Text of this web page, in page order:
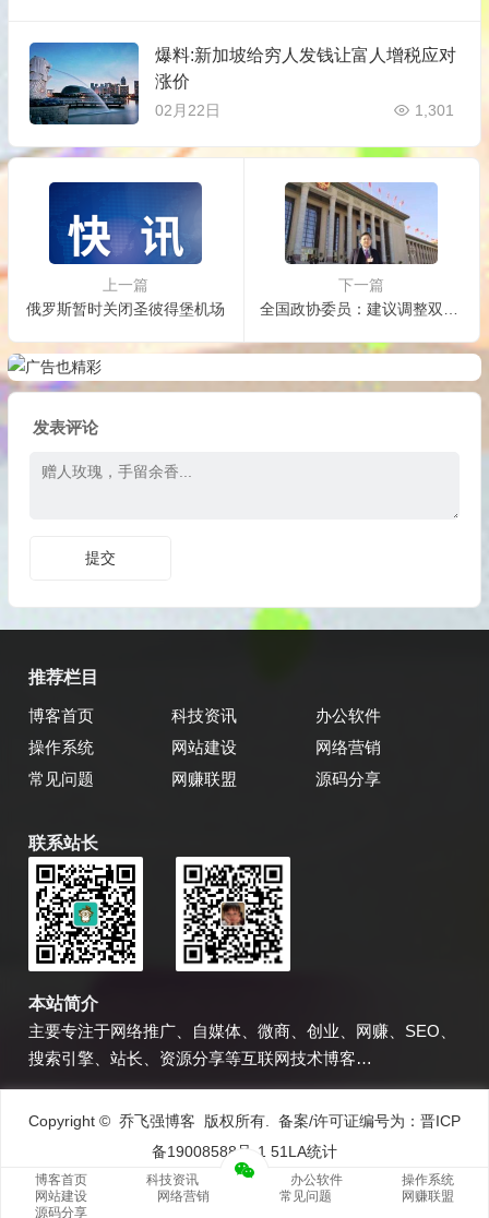
爆料:新加坡给穷人发钱让富人增税应对
涨价
02月22日 1,301
上一篇
俄罗斯暂时关闭圣彼得堡机场
下一篇
全国政协委员：建议调整双休日试点隔周三休
发表评论
推荐栏目
博客首页 科技资讯
办公软件
操作系统
网站建设
网络营销
常见问题
网赚联盟 源码分享
联系站长
本站简介
主要专注于网络推广、自媒体、微商、创业、网赚、SEO、
搜索引擎、站长、资源分享等互联网技术博客…
Copyright © 乔飞强博客 版权所有. 备案/许可证编号为： 晋ICP
备19008588号-1 51LA统计
博客首页 科技资讯 办公软件
操作系统
网站建设
网络营销 常见问题
网赚联盟
源码分享